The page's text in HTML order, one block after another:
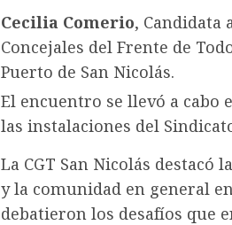
Cecilia Comerio, Candidata
Concejales del Frente de
Puerto de San Nicolás.
El encuentro se llevó a cabo
las instalaciones del
La CGT San Nicolás
y la comunidad en general
debatieron los desafíos que